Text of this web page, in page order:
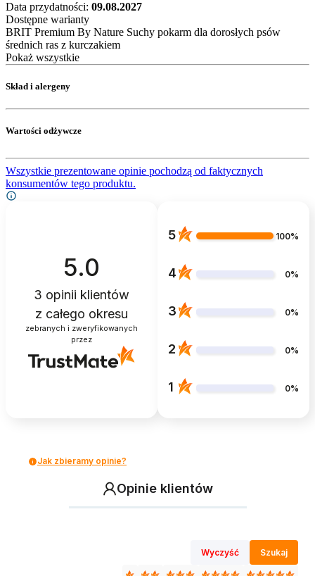
Data przydatności: 09.08.2027
Dostępne warianty
BRIT Premium By Nature Suchy pokarm dla dorosłych psów
średnich ras z kurczakiem
Pokaż wszystkie
Skład i alergeny
Wartości odżywcze
Wszystkie prezentowane opinie pochodzą od faktycznych
konsumentów tego produktu.
5.0
3 opinii klientów
z całego okresu
zebranych i zweryfikowanych
przez
5 100%
4 0%
3 0%
2 0%
1 0%
Jak zbieramy opinie?
Opinie klientów
Wyczyść Szukaj